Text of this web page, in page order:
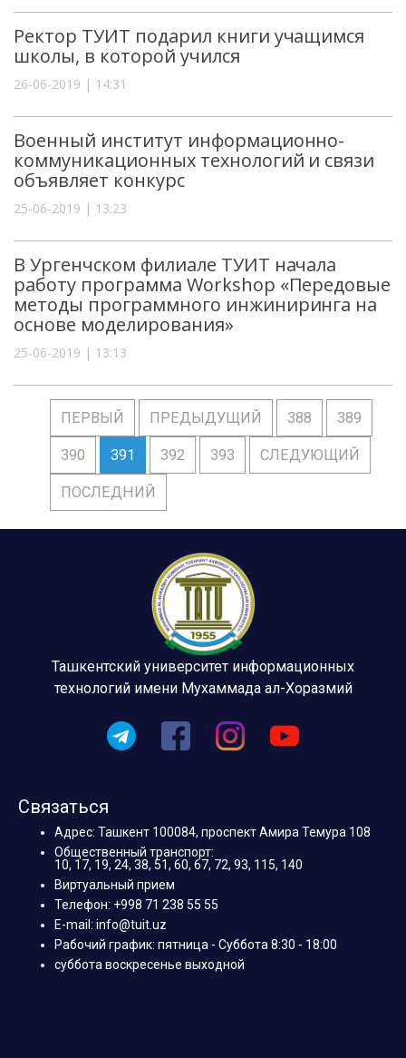
Ректор ТУИТ подарил книги учащимся
школы, в которой учился
26-06-2019 | 14:31
Военный институт информационно-
коммуникационных технологий и связи
объявляет конкурс
25-06-2019 | 13:23
В Ургенчском филиале ТУИТ начала
работу программа Workshop «Передовые
методы программного инжиниринга на
основе моделирования»
25-06-2019 | 13:13
ПЕРВЫЙ ПРЕДЫДУЩИЙ 388 389
390 391 392 393 СЛЕДУЮЩИЙ
ПОСЛЕДНИЙ
Ташкентский университет информационных
технологий имени Мухаммада ал-Хоразмий
Связаться
Адрес: Ташкент 100084, проспект Амира Темура 108
Общественный транспорт:
10, 17, 19, 24, 38, 51, 60, 67, 72, 93, 115, 140
Виртуальный прием
Телефон: +998 71 238 55 55
E-mail: info@tuit.uz
Рабочий график: пятница - Суббота 8:30 - 18:00
суббота воскресенье выходной